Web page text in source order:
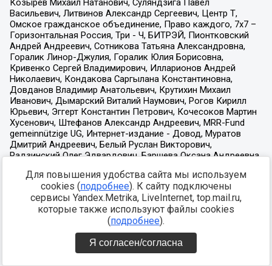
Для повышения удобства сайта мы используем
cookies (подробнее). К сайту подключены
сервисы Yandex.Metrika, LiveInternet, top.mail.ru,
которые также используют файлы cookies
(подробнее).
Я согласен/согласна